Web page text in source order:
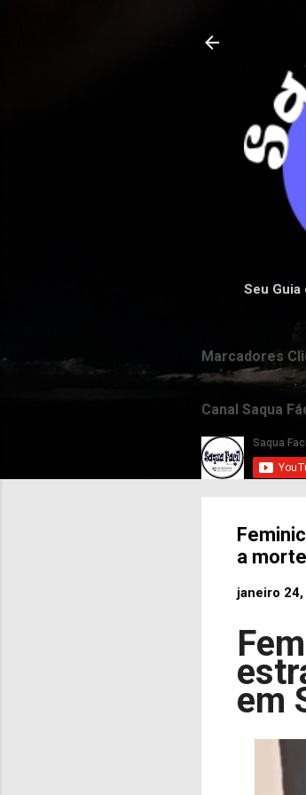
Seu Guia
Marcadores
Canal Saqua
a
janeiro
em